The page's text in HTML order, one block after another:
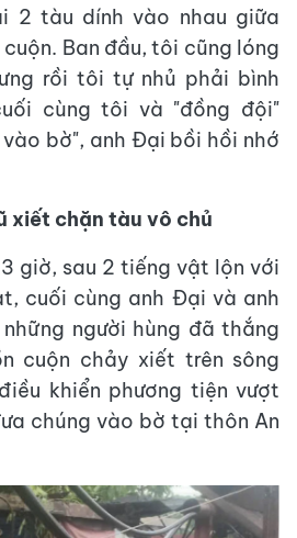
2 tàu dính vào nhau giữa
Ban đầu, tôi cũng lóng
rồi tôi tự nhủ phải bình
cùng tôi và "đồng đội"
bờ", anh Đại bồi hồi nhớ
xiết chặn tàu vô chủ
giờ, sau 2 tiếng vật lộn với
cuối cùng anh Đại và anh
những người hùng đã thắng
cuộn chảy xiết trên sông
khiển phương tiện vượt
chúng vào bờ tại thôn An